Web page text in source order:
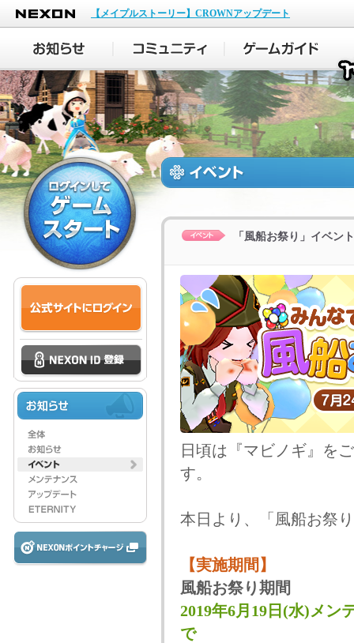
NEXON
【メイプルストーリー】CROWNアップデート
「風船お祭り」イベン
日頃は『マビノギ』を
す。
本日より、「風船お祭
【実施期間】
風船お祭り期間
2019年6月19日(水)メン
で